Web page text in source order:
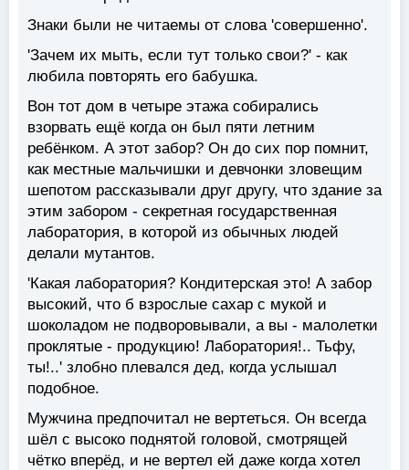
Знаки были не читаемы от слова 'совершенно'.
'Зачем их мыть, если тут только свои?' - как
любила повторять его бабушка.
Вон тот дом в четыре этажа собирались
взорвать ещё когда он был пяти летним
ребёнком. А этот забор? Он до сих пор помнит,
как местные мальчишки и девчонки зловещим
шепотом рассказывали друг другу, что здание за
этим забором - секретная государственная
лаборатория, в которой из обычных людей
делали мутантов.
'Какая лаборатория? Кондитерская это! А забор
высокий, что б взрослые сахар с мукой и
шоколадом не подворовывали, а вы - малолетки
проклятые - продукцию! Лаборатория!.. Тьфу,
ты!..' злобно плевался дед, когда услышал
подобное.
Мужчина предпочитал не вертеться. Он всегда
шёл с высоко поднятой головой, смотрящей
чётко вперёд, и не вертел ей даже когда хотел